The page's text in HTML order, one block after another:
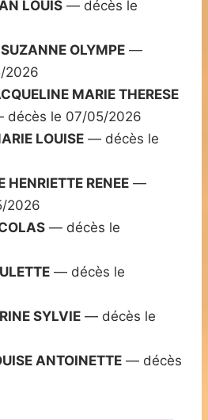
LOUIS — décès le
OLYMPE —
2026
MARIE THERESE
décès le 07/05/2026
LOUISE — décès le
HENRIETTE RENEE —
2026
— décès le
— décès le
SYLVIE — décès le
ANTOINETTE — décès